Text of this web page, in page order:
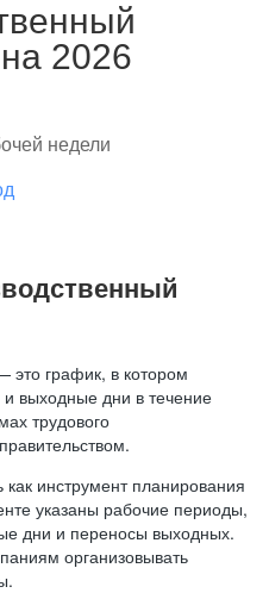
2026
недели
это график, в котором
выходные дни в течение
трудового
инструмент планирования
указаны рабочие периоды,
дни и переносы выходных.
организовывать